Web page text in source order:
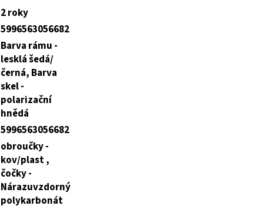
2 roky
5996563056682
Barva rámu -
lesklá šedá/
černá, Barva
skel -
polarizační
hnědá
5996563056682
obroučky -
kov/plast ,
čočky -
Nárazuvzdorný
polykarbonát